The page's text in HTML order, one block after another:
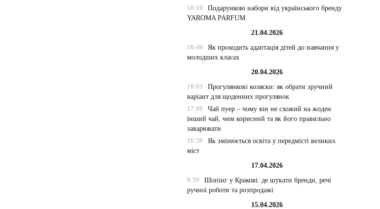
10:19
Подарункові набори від українського бренду
YAROMA PARFUM
21.04.2026
16:49
Як проходить адаптація дітей до навчання у
молодших класах
20.04.2026
18:03
Прогулянкові коляски: як обрати зручний
варіант для щоденних прогулянок
17:06
Чай пуер – чому він не схожий на жоден
інший чай, чим корисний та як його правильно
заварювати
16:59
Як змінюється освіта у передмісті великих
міст
17.04.2026
9:59
Шопінг у Кракові: де шукати бренди, речі
ручної роботи та розпродажі
15.04.2026